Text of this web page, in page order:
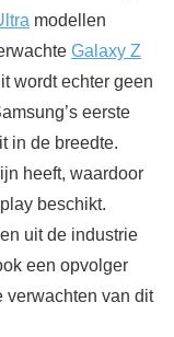
modellen
Galaxy Z
wordt echter geen
eerste
in de breedte.
heeft, waardoor
beschikt.
uit de industrie
een opvolger
verwachten van dit